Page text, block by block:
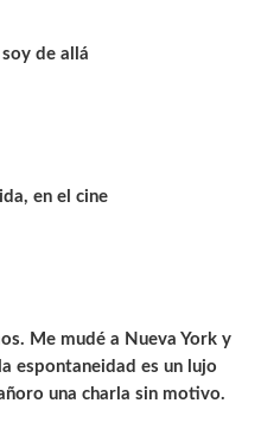
de allá
en el cine
Me mudé a Nueva York y
espontaneidad es un lujo
una charla sin motivo.